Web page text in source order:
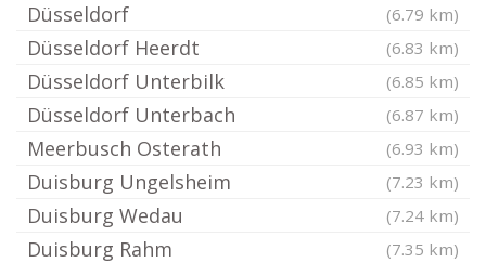
Düsseldorf (6.79 km)
Düsseldorf Heerdt (6.83 km)
Düsseldorf Unterbilk (6.85 km)
Düsseldorf Unterbach (6.87 km)
Meerbusch Osterath (6.93 km)
Duisburg Ungelsheim (7.23 km)
Duisburg Wedau (7.24 km)
Duisburg Rahm (7.35 km)